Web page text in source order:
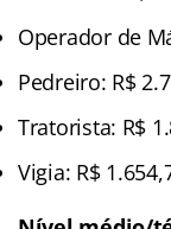
Operador de
Pedreiro: R$
Tratorista: R$
Vigia: R$